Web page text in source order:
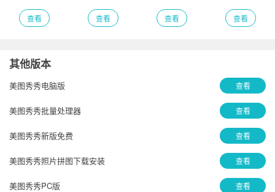
查看 查看 查看 查看
其他版本
美图秀秀电脑版 查看
美图秀秀批量处理器 查看
美图秀秀新版免费 查看
美图秀秀照片拼图下载安装 查看
美图秀秀PC版 查看